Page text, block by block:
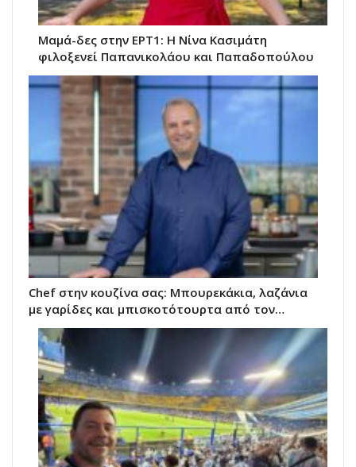
Μαμά-δες στην ΕΡΤ1: Η Νίνα Κασιμάτη
φιλοξενεί Παπανικολάου και Παπαδοπούλου
Chef στην κουζίνα σας: Μπουρεκάκια, λαζάνια
με γαρίδες και μπισκοτότουρτα από τον…